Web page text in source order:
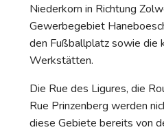
Niederkorn in Richtung
Gewerbegebiet
den Fußballplatz sowie die
Werkstätten.
Die Rue des Ligures, die
Rue Prinzenberg werden
diese Gebiete bereits von